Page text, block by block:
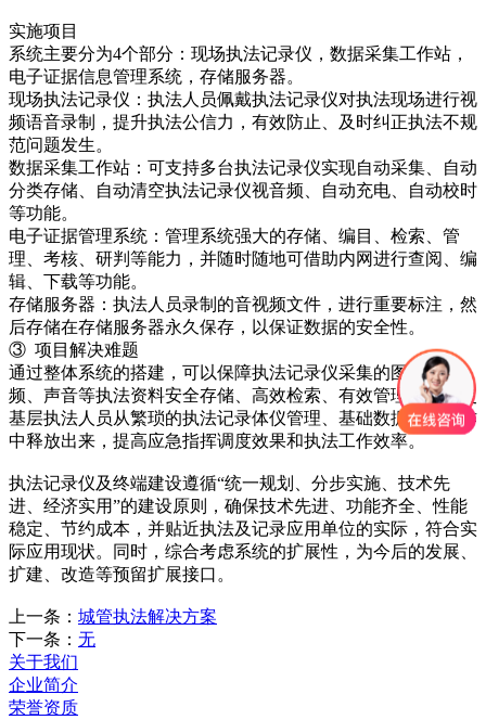
实施项目
系统主要分为4个部分：现场执法记录仪，数据采集工作站，
电子证据信息管理系统，存储服务器。
现场执法记录仪：执法人员佩戴执法记录仪对执法现场进行视
频语音录制，提升执法公信力，有效防止、及时纠正执法不规
范问题发生。
数据采集工作站：可支持多台执法记录仪实现自动采集、自动
分类存储、自动清空执法记录仪视音频、自动充电、自动校时
等功能。
电子证据管理系统：管理系统强大的存储、编目、检索、管
理、考核、研判等能力，并随时随地可借助内网进行查阅、编
辑、下载等功能。
存储服务器：执法人员录制的音视频文件，进行重要标注，然
后存储在存储服务器永久保存，以保证数据的安全性。
③ 项目解决难题
通过整体系统的搭建，可以保障执法记录仪采集的图像、视
频、声音等执法资料安全存储、高效检索、有效管理，从而使
基层执法人员从繁琐的执法记录体仪管理、基础数据管理工作
中释放出来，提高应急指挥调度效果和执法工作效率。
执法记录仪及终端建设遵循“统一规划、分步实施、技术先
进、经济实用”的建设原则，确保技术先进、功能齐全、性能
稳定、节约成本，并贴近执法及记录应用单位的实际，符合实
际应用现状。同时，综合考虑系统的扩展性，为今后的发展、
扩建、改造等预留扩展接口。
上一条： 城管执法解决方案
下一条： 无
关于我们
企业简介
荣誉资质